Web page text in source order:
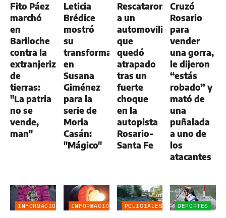
Fito Páez
marchó
en
Bariloche
contra la
extranjerización
de
tierras:
"La patria
no se
vende,
man"
Leticia
Brédice
mostró
su
transformación
en
Susana
Giménez
para la
serie de
Moria
Casán:
"Mágico"
Rescataron
a un
automovilista
que
quedó
atrapado
tras un
fuerte
choque
en la
autopista
Rosario-
Santa Fe
Cruzó
Rosario
para
vender
una gorra,
le dijeron
“estás
robado” y
mató de
una
puñalada
a uno de
los
atacantes
INFORMACIÓN
INFORMACIÓN
POLICIALES DEPORTES